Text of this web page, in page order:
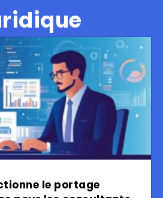
le portage